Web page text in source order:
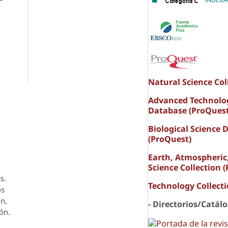
Natural Science
Advanced
Database
Biological Science
(ProQuest)
Earth,
Science Collection
Technology
- Directorios/